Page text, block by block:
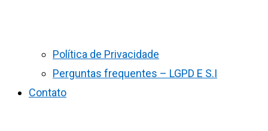
Política de Privacidade
Perguntas frequentes – LGPD E S.I
Contato